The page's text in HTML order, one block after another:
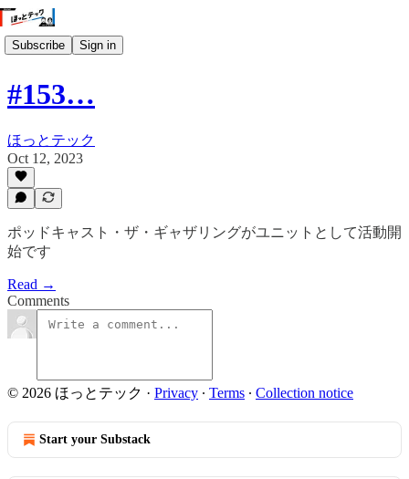
Subscribe Sign in
#153…
ほっとテック
Oct 12, 2023
ポッドキャスト・ザ・ギャザリングがユニットとして活動開
始です
Read →
Comments
© 2026 ほっとテック · Privacy ∙ Terms ∙ Collection notice
Start your Substack